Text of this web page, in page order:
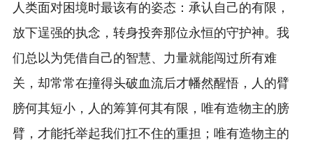
人类面对困境时最该有的姿态：承认自己的有限，
放下逞强的执念，转身投奔那位永恒的守护神。我
们总以为凭借自己的智慧、力量就能闯过所有难
关，却常常在撞得头破血流后才幡然醒悟，人的臂
膀何其短小，人的筹算何其有限，唯有造物主的膀
臂，才能托举起我们扛不住的重担；唯有造物主的